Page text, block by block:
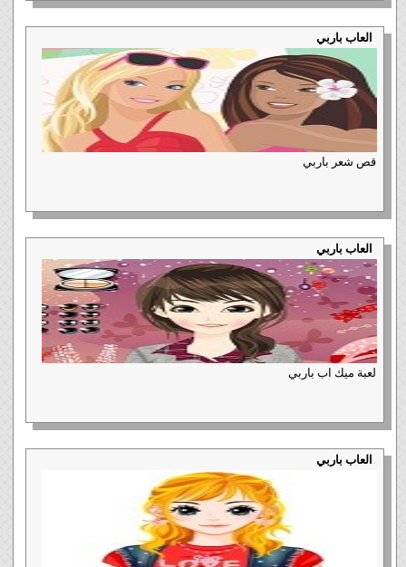
العاب باربي
قص شعر باربي
العاب باربي
لعبة ميك اب باربي
العاب باربي